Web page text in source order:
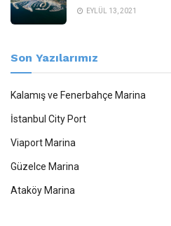
EYLÜL 13, 2021
Son Yazılarımız
Kalamış ve Fenerbahçe Marina
İstanbul City Port
Viaport Marina
Güzelce Marina
Ataköy Marina